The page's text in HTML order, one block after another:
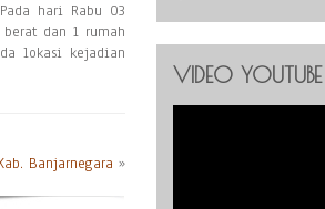
hari Rabu 03
dan 1 rumah
lokasi kejadian
Banjarnegara »
VIDEO YOUTUBE